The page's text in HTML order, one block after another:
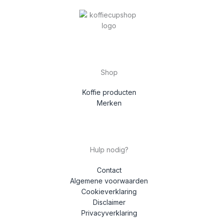
Shop
Koffie producten
Merken
Hulp nodig?
Contact
Algemene voorwaarden
Cookieverklaring
Disclaimer
Privacyverklaring